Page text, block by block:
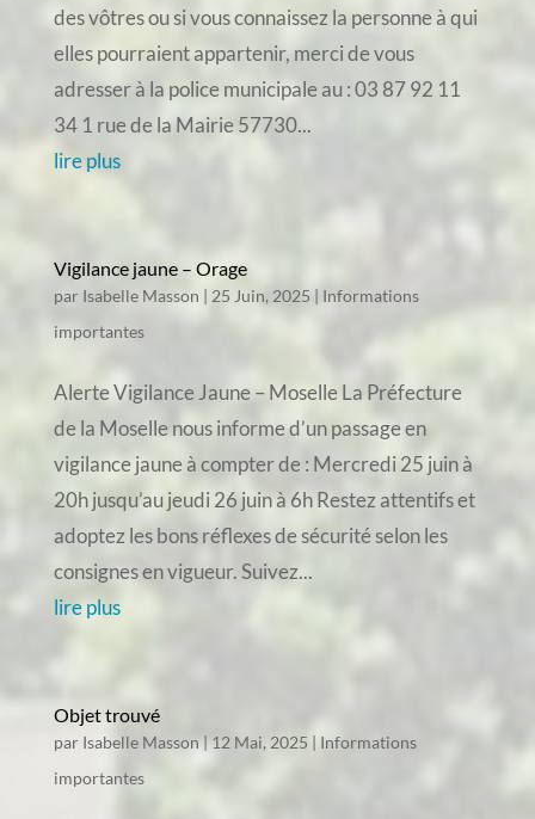
des vôtres ou si vous connaissez la personne à qui
elles pourraient appartenir, merci de vous
adresser à la police municipale au : 03 87 92 11
34 1 rue de la Mairie 57730...
lire plus
Vigilance jaune – Orage
par Isabelle Masson | 25 Juin, 2025 | Informations
importantes
Alerte Vigilance Jaune – Moselle La Préfecture
de la Moselle nous informe d’un passage en
vigilance jaune à compter de : Mercredi 25 juin à
20h jusqu’au jeudi 26 juin à 6h Restez attentifs et
adoptez les bons réflexes de sécurité selon les
consignes en vigueur. Suivez...
lire plus
Objet trouvé
par Isabelle Masson| 12 Mai, 2025 | Informations
importantes